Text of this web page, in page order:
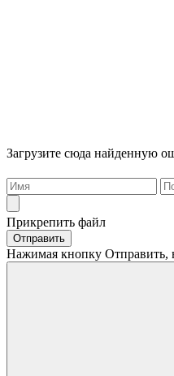
Загрузите сюда найденную
Прикрепить файл
Отправить
Нажимая кнопку Отправить,